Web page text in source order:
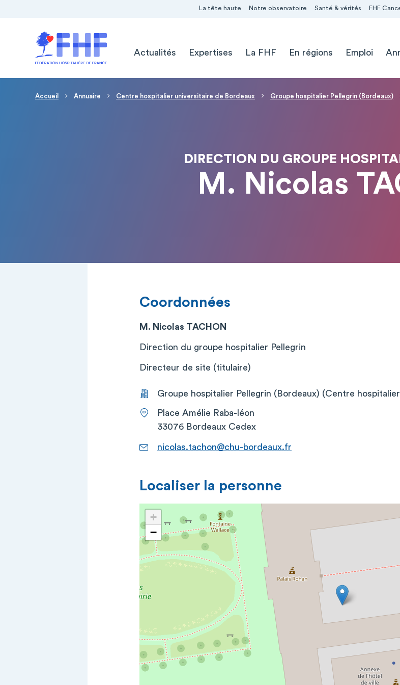
La tête haute Notre observatoire Santé & vérités FHF
Actualités
Expertises La FHF En régions Emploi
Fil d'Ariane
Accueil Annuaire Centre hospitalier universitaire de Bordeaux Groupe hospitalier Pellegrin (Bordeaux)
DIRECTION DU GROUPE
M. Nicolas
Coordonnées
M. Nicolas TACHON
Direction du groupe hospitalier Pellegrin
Directeur de site (titulaire)
Groupe hospitalier Pellegrin (Bordeaux) (Centre
Place Amélie Raba-léon
33076 Bordeaux Cedex
nicolas.tachon@chu-bordeaux.fr
Localiser la personne
+
−